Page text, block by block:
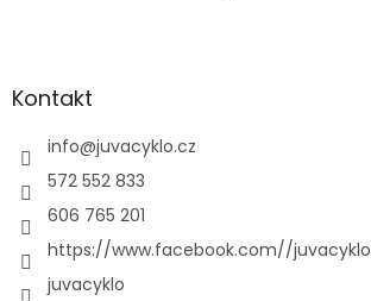
Kontakt
info@juvacyklo.cz
572 552 833
606 765 201
https://www.facebook.com//juvacyklo
juvacyklo